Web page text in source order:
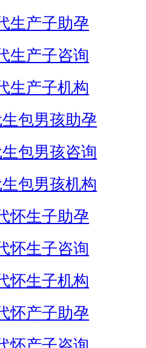
生产子助孕
生产子咨询
生产子机构
包男孩助孕
包男孩咨询
包男孩机构
怀生子助孕
怀生子咨询
怀生子机构
怀产子助孕